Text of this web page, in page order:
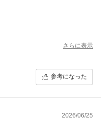
さらに表示
参考になった
2026/06/25